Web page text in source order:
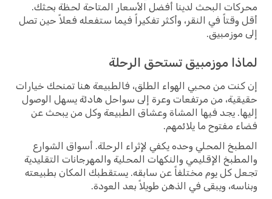
محركات البحث لدينا أفضل الأسعار المتاحة لحظة بحثك.
أقل وقتاً في النقر، وأكثر تفكيراً فيما ستفعله فعلاً حين تصل
إلى موزمبيق.
لماذا موزمبيق تستحق الرحلة
إن كنت من محبي الهواء الطلق، فالطبيعة هنا تمنحك خيارات
حقيقية، من مرتفعات وعرة إلى سواحل هادئة يسهل الوصول
إليها. يجد فيها المشاة وعشاق الطبيعة وكل من يبحث عن
فضاء مفتوح ما يلائمهم.
المطبخ المحلي وحده يكفي لإثراء الرحلة. أسواق الشوارع
والمطبخ الإقليمي والنكهات المحلية والمهرجانات التقليدية
تجعل كل يوم مختلفاً عن سابقه. يستقطبك المكان بطبيعته
وبناسه، ويبقى في الذهن طويلاً بعد العودة.